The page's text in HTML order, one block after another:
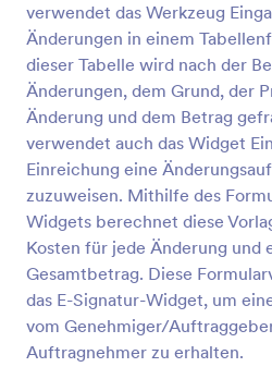
verwendet das Werkzeug
Änderungen in einem
dieser Tabelle wird nach der
Änderungen, dem Grund, der
Änderung und dem Betrag
verwendet auch das Widget
Einreichung eine
zuzuweisen. Mithilfe des
Widgets berechnet diese
Kosten für jede Änderung und
Gesamtbetrag. Diese
das E-Signatur-Widget, um
vom Genehmiger/
Auftragnehmer zu erhalten.
Einfaches
Ein einfaches Bestellformular
die es Unternehmen
effizient und reibungslos
Einfach anzupassen und zu
Probleme mit
und ineffizienten Prozessen.
Go to Category:
Bestellformulare